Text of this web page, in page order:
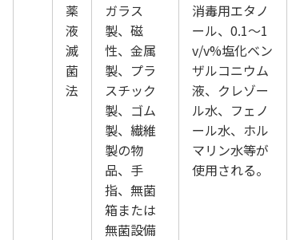
薬
液
滅
菌
法
ガラス
製、磁
性、金属
製、プラ
スチック
製、ゴム
製、繊維
製の物
品、手
指、無菌
箱または
無菌設備
消毒用エタノ
ール、0.1～1
v/v%塩化ベン
ザルコニウム
液、クレゾー
ル水、フェノ
ール水、ホル
マリン水等が
使用される。